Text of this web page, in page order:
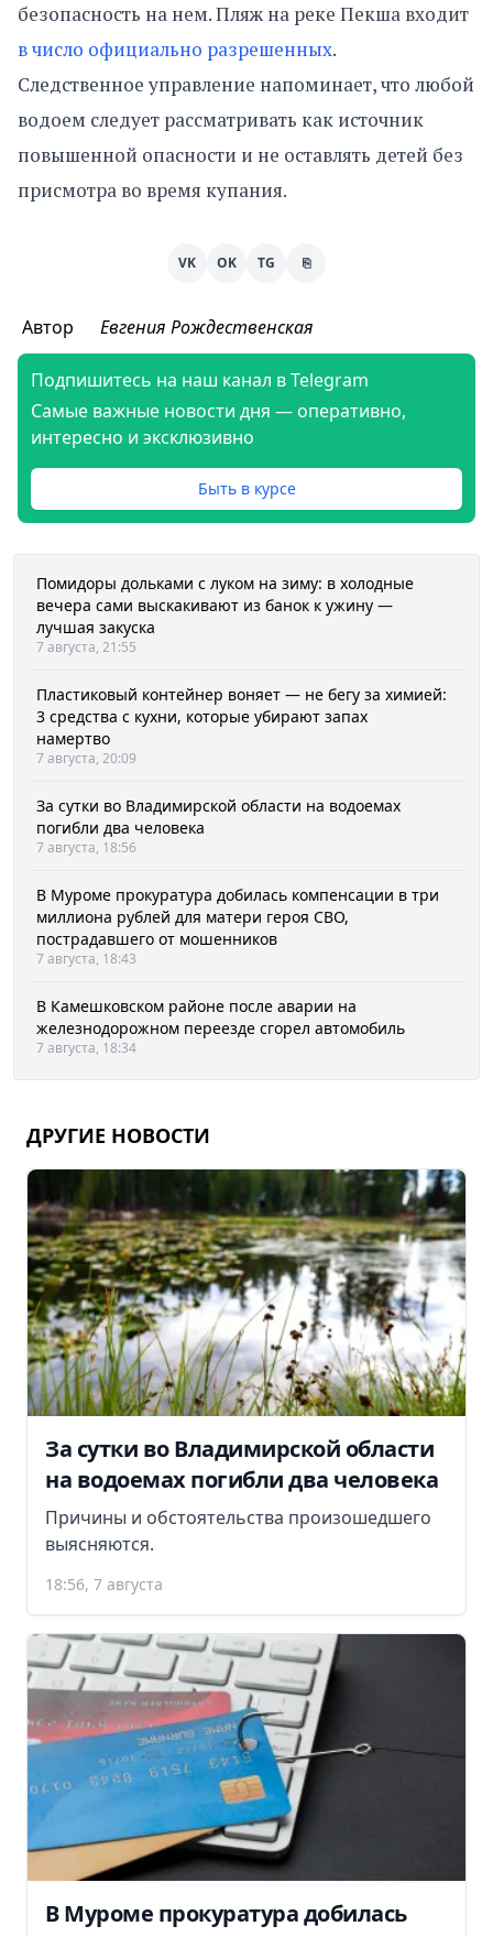
безопасность на нем. Пляж на реке Пекша входит
в число официально разрешенных.
Следственное управление напоминает, что любой
водоем следует рассматривать как источник
повышенной опасности и не оставлять детей без
присмотра во время купания.
VK OK TG ⎘
Автор Евгения Рождественская
Подпишитесь на наш канал в Telegram
Самые важные новости дня — оперативно,
интересно и эксклюзивно
Быть в курсе
Помидоры дольками с луком на зиму: в холодные
вечера сами выскакивают из банок к ужину —
лучшая закуска
7 августа, 21:55
Пластиковый контейнер воняет — не бегу за химией:
3 средства с кухни, которые убирают запах
намертво
7 августа, 20:09
За сутки во Владимирской области на водоемах
погибли два человека
7 августа, 18:56
В Муроме прокуратура добилась компенсации в три
миллиона рублей для матери героя СВО,
пострадавшего от мошенников
7 августа, 18:43
В Камешковском районе после аварии на
железнодорожном переезде сгорел автомобиль
7 августа, 18:34
ДРУГИЕ НОВОСТИ
За сутки во Владимирской области
на водоемах погибли два человека
Причины и обстоятельства произошедшего
выясняются.
18:56, 7 августа
В Муроме прокуратура добилась